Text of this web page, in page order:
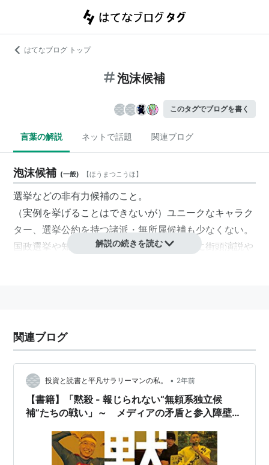
はてなブログ トップ
泡沫候補
このタグでブログを書く
言葉の解説 ネットで話題 関連ブログ
泡沫候補 (一般) 【ほうまつこうほ】
選挙などの非有力候補のこと。
（実例を挙げることはできないが）ユニークなキャラク
ター、選挙公約を持つ諸派・無所属候補も少なくない。
国政選挙や知事選の際には、彼らを目当てに街頭演説や
解説の続きを読む
関連ブログ
投資と読書と平凡サラリーマンの私。 • 2年前
【書籍】「黙殺 - 報じられない“無頼系独立候
補”たちの戦い」～ メディアの矛盾と参入障壁の